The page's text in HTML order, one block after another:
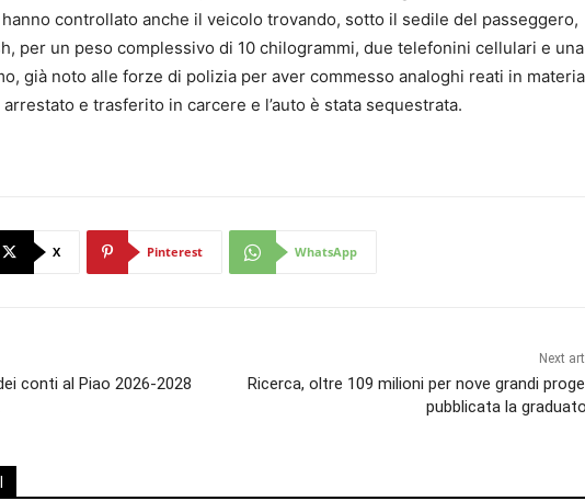
controllato anche il veicolo trovando, sotto il sedile del passeggero,
per un peso complessivo di 10 chilogrammi, due telefonini cellulari e una
già noto alle forze di polizia per aver commesso analoghi reati in
e trasferito in carcere e l’auto è stata sequestrata.
X Pinterest WhatsApp
conti al Piao 2026-2028
Next
Ricerca, oltre 109 milioni per nove grandi
pubblicata la